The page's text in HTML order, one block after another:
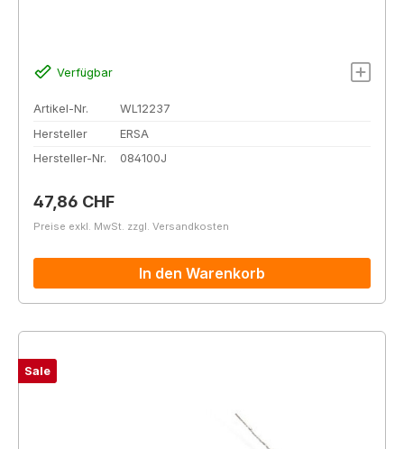
Verfügbar
Artikel-Nr.
WL12237
Hersteller
ERSA
Hersteller-Nr.
084100J
Regulärer Preis:
47,86 CHF
Preise exkl. MwSt. zzgl. Versandkosten
In den Warenkorb
Sale